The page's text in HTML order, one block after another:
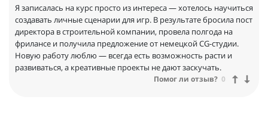
Я записалась на курс просто из интереса — хотелось научиться
создавать личные сценарии для игр. В результате бросила пост
директора в строительной компании, провела полгода на
фрилансе и получила предложение от немецкой CG-студии.
Новую работу люблю — всегда есть возможность расти и
развиваться, а креативные проекты не дают заскучать.
Помог ли отзыв? 0